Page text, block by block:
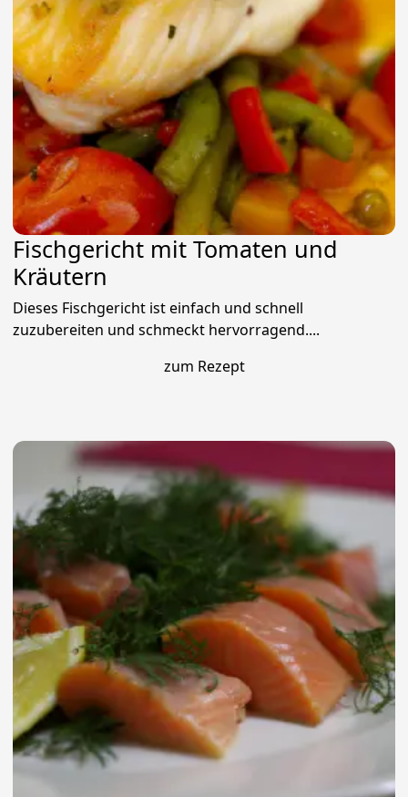
Fischgericht mit Tomaten und
Kräutern
Dieses Fischgericht ist einfach und schnell
zuzubereiten und schmeckt hervorragend....
zum Rezept